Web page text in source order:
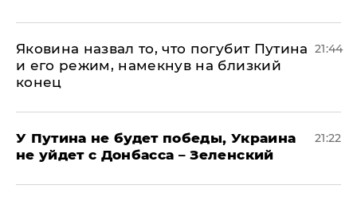
Яковина назвал то, что погубит Путина
и его режим, намекнув на близкий
конец
21:44
У Путина не будет победы, Украина
не уйдет с Донбасса – Зеленский
21:22